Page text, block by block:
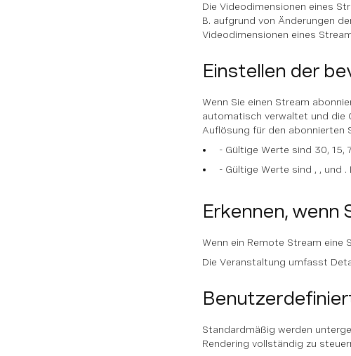
Die Videodimensionen eines
B. aufgrund von Änderungen
Videodimensionen eines
Einstellen der
Wenn Sie einen Stream
automatisch verwaltet und die
Auflösung für den abonnierten
- Gültige Werte sind 30, 15,
- Gültige Werte sind , , und
Erkennen, wenn
Wenn ein Remote Stream eine
Die Veranstaltung umfasst
Standardmäßig werden
Rendering vollständig zu